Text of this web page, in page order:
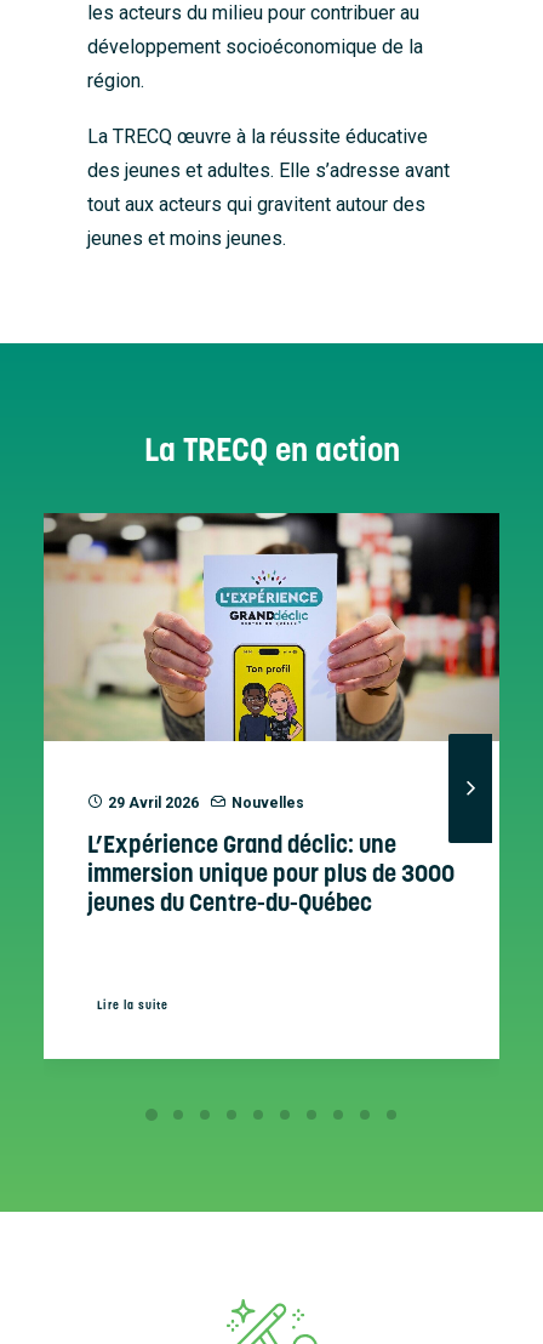
les acteurs du milieu pour contribuer au
développement socioéconomique de la
région.
La TRECQ œuvre à la réussite éducative
des jeunes et adultes. Elle s’adresse avant
tout aux acteurs qui gravitent autour des
jeunes et moins jeunes.
La TRECQ en action
29 Avril 2026 Nouvelles
L’Expérience Grand déclic: une
immersion unique pour plus de 3000
jeunes du Centre-du-Québec
Lire la suite